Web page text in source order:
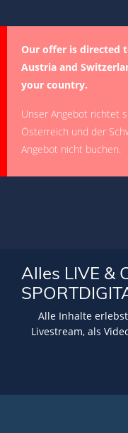
Our offer is directed
Austria and
your country.
Unser Angebot richtet
Österreich und der
Angebot nicht buchen.
Alles LIVE &
Alle Inhalte
Livestream, als